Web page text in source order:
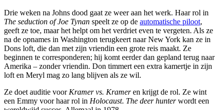
Drie weken na Johns dood gaat ze weer aan het werk. Haar rol in
The seduction of Joe Tynan speelt ze op de automatische piloot,
geeft ze toe, maar het helpt om het verdriet even te vergeten. Als ze
na de opnames in Washington terugkeert naar New York kan ze in
Dons loft, die dan met zijn vriendin een grote reis maakt. Ze
beginnen te corresponderen; hij komt eerder dan gepland terug naar
Amerika – zonder vriendin. Don timmert een extra kamertje in zijn
loft en Meryl mag zo lang blijven als ze wil.
Ze doet auditie voor Kramer vs. Krameren krijgt de rol. Ze wint
een Emmy voor haar rol in Holocaust. The deer hunterwordt een